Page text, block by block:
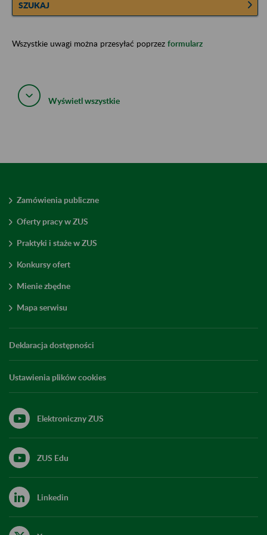
SZUKAJ
Wszystkie uwagi można przesyłać poprzez formularz
Wyświetl wszystkie
Zamówienia publiczne
Oferty pracy w ZUS
Praktyki i staże w ZUS
Konkursy ofert
Mienie zbędne
Mapa serwisu
Deklaracja dostępności
Ustawienia plików cookies
Elektroniczny ZUS
ZUS Edu
Linkedin